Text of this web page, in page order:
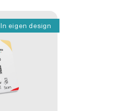
In eigen design